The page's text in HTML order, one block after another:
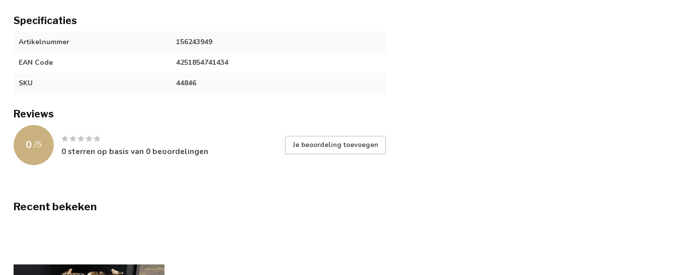
Specificaties
Artikelnummer 156243949
EAN Code 4251854741434
SKU 44846
Reviews
0 /5
0sterren op basis van 0 beoordelingen
Je beoordeling toevoegen
Recent bekeken